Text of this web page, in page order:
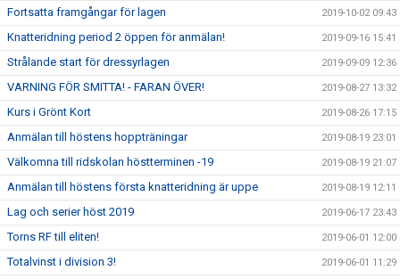
Fortsatta framgångar för lagen 2019-10-02 09:43
Knatteridning period 2 öppen för anmälan! 2019-09-16 15:41
Strålande start för dressyrlagen 2019-09-09 12:36
VARNING FÖR SMITTA! - FARAN ÖVER! 2019-08-27 13:32
Kurs i Grönt Kort 2019-08-26 17:15
Anmälan till höstens hoppträningar 2019-08-19 23:01
Välkomna till ridskolan höstterminen -19 2019-08-19 21:07
Anmälan till höstens första knatteridning är uppe 2019-08-19 12:11
Lag och serier höst 2019 2019-06-17 23:43
Torns RF till eliten! 2019-06-01 12:00
Totalvinst i division 3! 2019-06-01 11:29